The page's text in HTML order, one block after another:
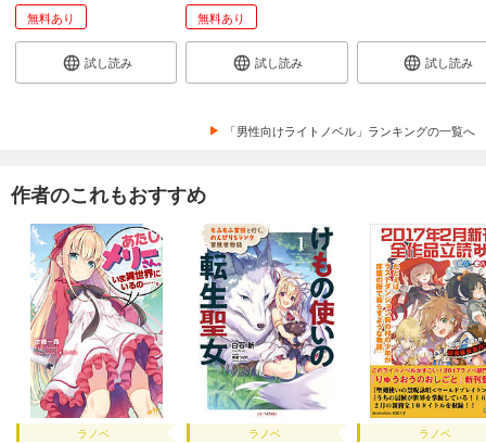
無料あり
試し読み
無料あり
試し読み 試し読み
「男性向けライトノベル」ランキングの一覧へ
作者のこれもおすすめ
ラノベ ラノベ ラノベ